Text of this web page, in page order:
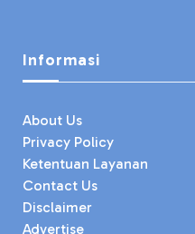
Informasi
About Us
Privacy Policy
Ketentuan Layanan
Contact Us
Disclaimer
Advertise